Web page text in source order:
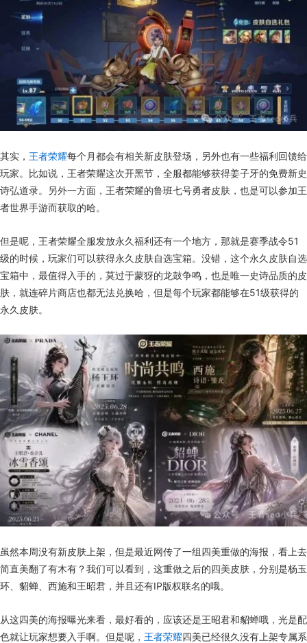
其实， 王者荣耀每个月都会有相关新皮肤登场，另外也有一些福利回馈给
玩家。比如说，王者荣耀这次开黑节，全服都能够获得姜子牙的免费新史
诗弘道录。另外一方面，王者荣耀的鲁班七号勇者皮肤，也是可以参加王
者世界手游而获取的哈。
但是呢，王者荣耀全服发放永久福利还有一个地方，那就是赛季战令51
级的时候，玩家们可以获得永久皮肤自选宝箱。没错，这个永久皮肤自选
宝箱中，最值得入手的，莫过于蒙犽的龙鼓争鸣，也是唯一史诗品质的皮
肤，就连碎片商店也都无法兑换哈，但是每个玩家都能够在51级获得的
永久皮肤。
虽然本周没有新皮肤上架，但是最近网传了一组四美重做的海报，看上去
简直美翻了有木有？我们可以看到，这重做之后的四美皮肤，分别是杨玉
环、貂蝉、西施和王昭君，并且还有IP版权联名的哦。
从这四美的海报曝光来看，最好看的，应该还是王昭君和貂蝉哦，光是配
色就让玩家想要入手啊。但是呢， 王者荣耀四美已经很久没有上架专属系